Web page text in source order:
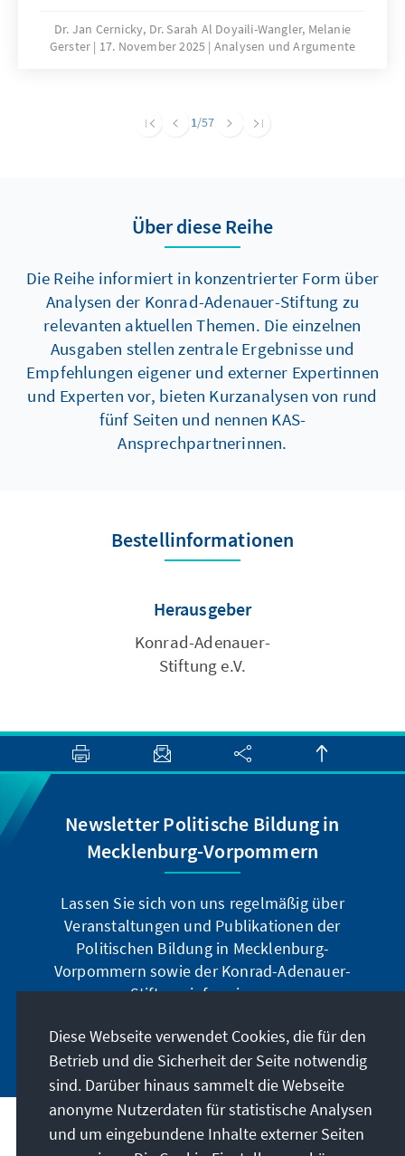
Vorgaben bremsen die Bautätigkeit erheblich.
Zur Lösung des Problems bedarf es einer
Dr. Jan Cernicky, Dr. Sarah Al Doyaili-Wangler, Melanie
Gerster
17. November 2025 Analysen und Argumente
1/57
Über diese Reihe
Die Reihe informiert in konzentrierter Form über
Analysen der Konrad-Adenauer-Stiftung zu
relevanten aktuellen Themen. Die einzelnen
Ausgaben stellen zentrale Ergebnisse und
Empfehlungen eigener und externer Expertinnen
und Experten vor, bieten Kurzanalysen von rund
fünf Seiten und nennen KAS-
Ansprechpartnerinnen.
Bestellinformationen
Herausgeber
Konrad-Adenauer-
Stiftung e.V.
Newsletter Politische Bildung in
Mecklenburg-Vorpommern
Lassen Sie sich von uns regelmäßig über
Veranstaltungen und Publikationen der
Politischen Bildung in Mecklenburg-
Vorpommern sowie der Konrad-Adenauer-
Stiftung informieren.
Jetzt abonnieren
Anschrift
Diese Webseite verwendet Cookies, die für den
Betrieb und die Sicherheit der Seite notwendig
sind. Darüber hinaus sammelt die Webseite
anonyme Nutzerdaten für statistische Analysen
und um eingebundene Inhalte externer Seiten